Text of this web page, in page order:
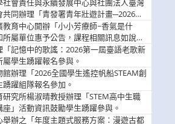
社會責任與永續發展中心與社團法人臺灣
同辦理「青發署青年壯遊計畫─2026臺
體驗」活動，敬邀學生踴躍報名參加，
育中心開辦「小小芳療師~香氣是什
所屬單位惠予公告，課程相關訊息如說
記憶中的歌謠：2026第一屆臺語老歌新
學生踴躍報名參與。
辦理「2026全國學生遙控帆船STEAM創
躍組隊報名參加。
究所楊淑晴教授辦理「STEM高中生職
」活動資訊鼓勵學生踴躍參與。
辦之「年度主題式服務方案：漫遊古都